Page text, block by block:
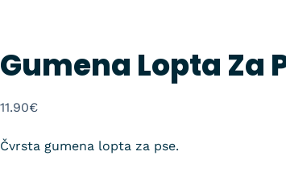
Gumena Lopta Za
11.90€
Čvrsta gumena lopta za pse.